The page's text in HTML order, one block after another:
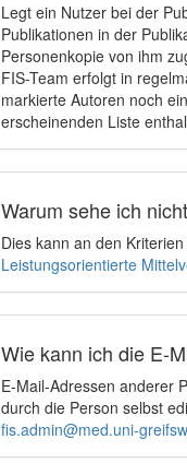
Legt ein Nutzer bei der
Publikationen in der
Personenkopie von ihm
FIS-Team erfolgt in
markierte Autoren noch
erscheinenden Liste
Warum sehe ich
Dies kann an den
Leistungsorientierte
Wie kann ich die E-
E-Mail-Adressen anderer
durch die Person selbst
fis.admin@med.uni-